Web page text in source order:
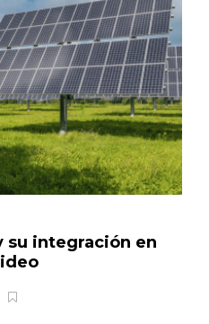
su integración en